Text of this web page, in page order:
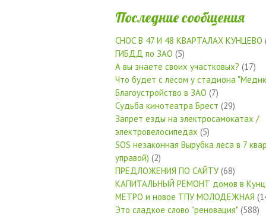
Последние сообщения
СНОС В 47 И 48 КВАРТАЛАХ КУНЦЕВО
ГИБДД по ЗАО (5)
А вы знаете своих участковых? (17)
Что будет с лесом у стадиона
Благоустройство в ЗАО (7)
Судьба кинотеатра Брест (29)
Запрет езды на электросамокатах /
электровелосипедах (5)
SOS незаконная Вырубка леса в 7
управой) (2)
ПРЕДЛОЖЕНИЯ ПО САЙТУ(68)
КАПИТАЛЬНЫЙ РЕМОНТ домов в
МЕТРО и новое ТПУ МОЛОДЕЖНАЯ
Это сладкое слово "реновация" (588)